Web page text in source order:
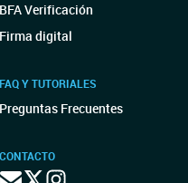
BFA Verificación
Firma digital
FAQ Y TUTORIALES
Preguntas Frecuentes
CONTACTO